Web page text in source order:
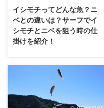
イシモチってどんな魚？ニ
ベとの違いは？サーフでイ
シモチとニベを狙う時の仕
掛けを紹介！
きつけ、釣り方はろくに調べずに
釣れるか試してきました。結果な
んとか釣る事が出来ました。 釣
れた魚を見ると２匹は同じ魚で、
もう一匹は違う魚？これが似てい